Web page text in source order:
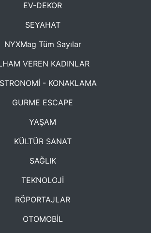
EV-DEKOR
SEYAHAT
NYXMag Tüm Sayılar
VEREN KADINLAR
- KONAKLAMA
GURME ESCAPE
YAŞAM
KÜLTÜR SANAT
SAĞLIK
TEKNOLOJİ
RÖPORTAJLAR
OTOMOBİL